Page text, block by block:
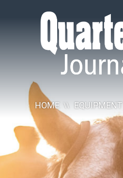
Quarter
Journal
HOME EQUIPMENT